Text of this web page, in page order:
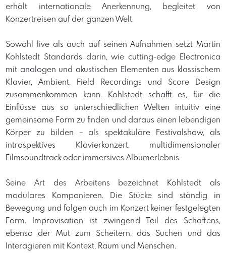
erhält internationale Anerkennung, begleitet von
Konzertreisen auf der ganzen Welt.
Sowohl live als auch auf seinen Aufnahmen setzt Martin
Kohlstedt Standards darin, wie cutting-edge Electronica
mit analogen und akustischen Elementen aus klassischem
Klavier, Ambient, Field Recordings und Score Design
zusammenkommen kann. Kohlstedt schafft es, für die
Einflüsse aus so unterschiedlichen Welten intuitiv eine
gemeinsame Form zu finden und daraus einen lebendigen
Körper zu bilden – als spektakuläre Festivalshow, als
introspektives Klavierkonzert, multidimensionaler
Filmsoundtrack oder immersives Albumerlebnis.
Seine Art des Arbeitens bezeichnet Kohlstedt als
modulares Komponieren. Die Stücke sind ständig in
Bewegung und folgen auch im Konzert keiner festgelegten
Form. Improvisation ist zwingend Teil des Schaffens,
ebenso der Mut zum Scheitern, das Suchen und das
Interagieren mit Kontext, Raum und Menschen.